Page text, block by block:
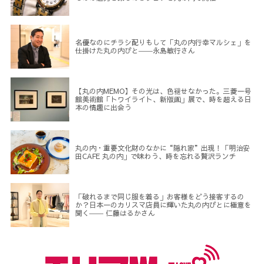
名優なのにチラシ配りもして「丸の内行幸マルシェ」を
仕掛けた丸の内びと――永島敏行さん
【丸の内MEMO】その光は、色褪せなかった。三菱一号
館美術館「トワイライト、新版画」展で、時を超える日
本の情趣に出会う
丸の内・重要文化財のなかに“隠れ家”出現！「明治安
田CAFE 丸の内」で味わう、時を忘れる贅沢ランチ
「破れるまで同じ服を着る」お客様をどう接客するの
か？日本一のカリスマ店員に輝いた丸の内びとに極意を
聞く―― 仁藤はるかさん